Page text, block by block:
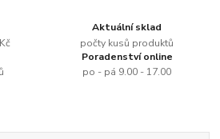
Aktuální sklad
počty kusů produktů
Poradenství online
po - pá 9.00 - 17.00